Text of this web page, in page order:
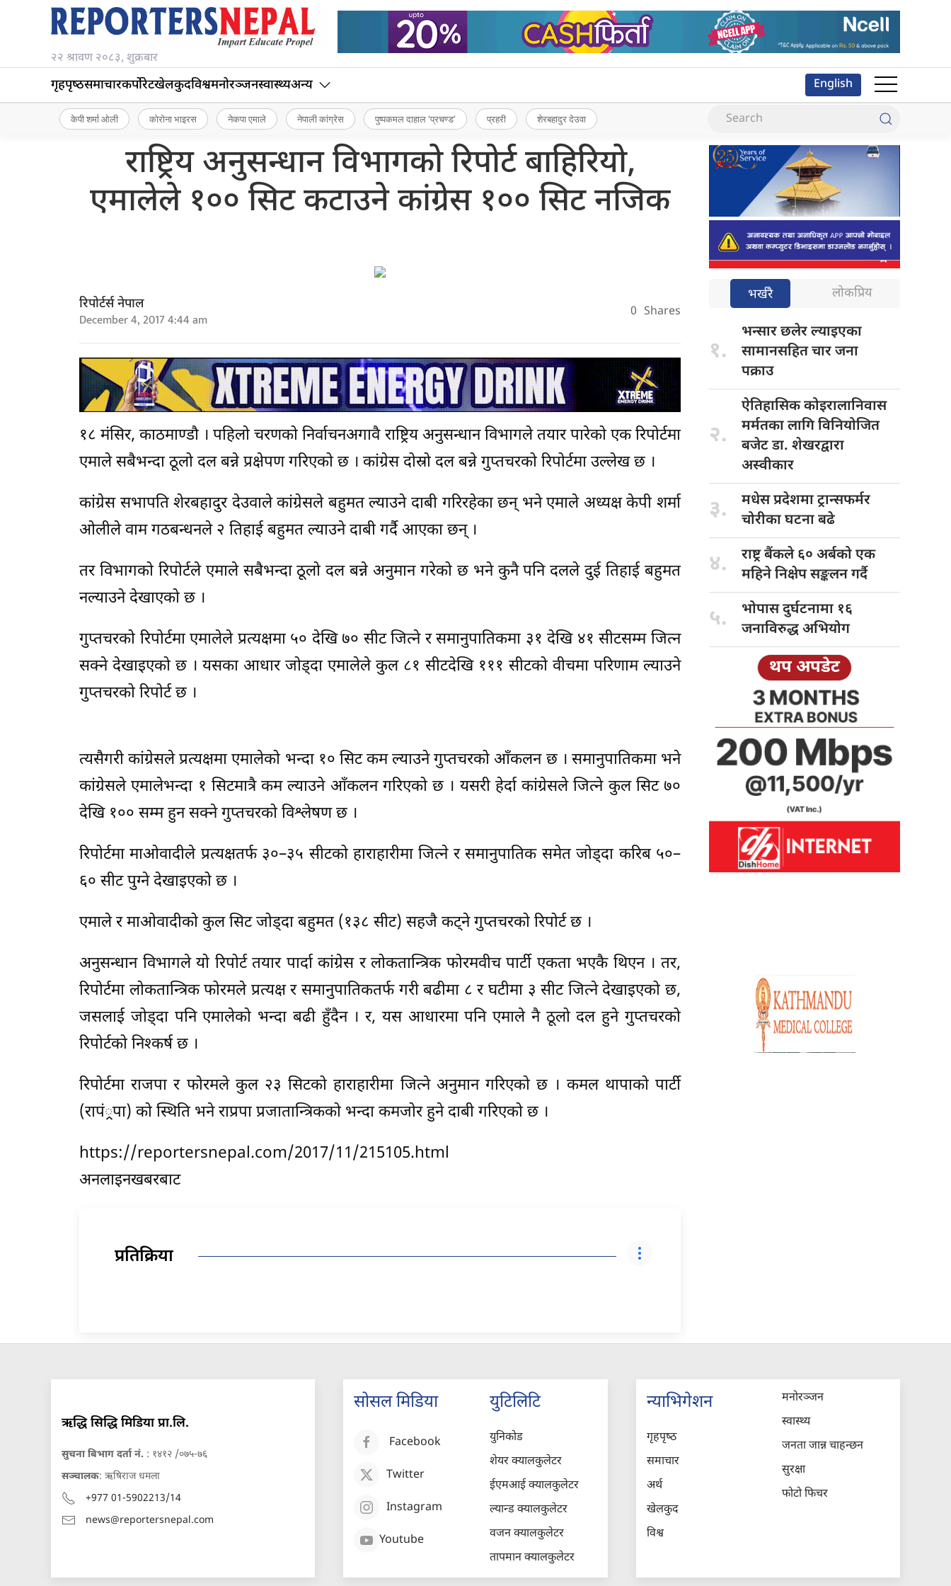
२२ श्रावण २०८३, शुक्रबार
गृहपृष्‍ठसमाचारकर्पोरेटखेलकुदविश्वमनोरञ्जनस्वास्थ्यअन्य English
केपी शर्मा ओली कोरोना भाइरस नेकपा एमाले नेपाली कांग्रेस पुष्पकमल दाहाल ‘प्रचण्ड’ प्रहरी शेरबहादुर देउवा
राष्ट्रिय अनुसन्धान विभागको रिपोर्ट बाहिरियो,
एमालेले १०० सिट कटाउने कांग्रेस १०० सिट नजिक
रिपोर्टर्स नेपाल
December 4, 2017 4:44 am 0 Shares
१८ मंसिर, काठमाण्डौ । पहिलो चरणको निर्वाचनअगावै राष्ट्रिय अनुसन्धान विभागले तयार पारेको एक रिपोर्टमा
एमाले सबैभन्दा ठूलो दल बन्ने प्रक्षेपण गरिएको छ । कांग्रेस दोस्रो दल बन्ने गुप्तचरको रिपोर्टमा उल्लेख छ ।
कांग्रेस सभापति शेरबहादुर देउवाले कांग्रेसले बहुमत ल्याउने दाबी गरिरहेका छन् भने एमाले अध्यक्ष केपी शर्मा
ओलीले वाम गठबन्धनले २ तिहाई बहुमत ल्याउने दाबी गर्दै आएका छन् ।
तर विभागको रिपोर्टले एमाले सबैभन्दा ठूलो दल बन्ने अनुमान गरेको छ भने कुनै पनि दलले दुई तिहाई बहुमत
नल्याउने देखाएको छ ।
गुप्तचरको रिपोर्टमा एमालेले प्रत्यक्षमा ५० देखि ७० सीट जित्ने र समानुपातिकमा ३१ देखि ४१ सीटसम्म जित्न
सक्ने देखाइएको छ । यसका आधार जोड्दा एमालेले कुल ८१ सीटदेखि १११ सीटको वीचमा परिणाम ल्याउने
गुप्तचरको रिपोर्ट छ ।
त्यसैगरी कांग्रेसले प्रत्यक्षमा एमालेको भन्दा १० सिट कम ल्याउने गुप्तचरको आँकलन छ । समानुपातिकमा भने
कांग्रेसले एमालेभन्दा १ सिटमात्रै कम ल्याउने आँकलन गरिएको छ । यसरी हेर्दा कांग्रेसले जित्ने कुल सिट ७०
देखि १०० सम्म हुन सक्ने गुप्तचरको विश्लेषण छ ।
रिपोर्टमा माओवादीले प्रत्यक्षतर्फ ३०–३५ सीटको हाराहारीमा जित्ने र समानुपातिक समेत जोड्दा करिब ५०–
६० सीट पुग्ने देखाइएको छ ।
एमाले र माओवादीको कुल सिट जोड्दा बहुमत (१३८ सीट) सहजै कट्ने गुप्तचरको रिपोर्ट छ ।
अनुसन्धान विभागले यो रिपोर्ट तयार पार्दा कांग्रेस र लोकतान्त्रिक फोरमवीच पार्टी एकता भएकै थिएन । तर,
रिपोर्टमा लोकतान्त्रिक फोरमले प्रत्यक्ष र समानुपातिकतर्फ गरी बढीमा ८ र घटीमा ३ सीट जित्ने देखाइएको छ,
जसलाई जोड्दा पनि एमालेको भन्दा बढी हुँदैन । र, यस आधारमा पनि एमाले नै ठूलो दल हुने गुप्तचरको
रिपोर्टको निश्कर्ष छ ।
रिपोर्टमा राजपा र फोरमले कुल २३ सिटको हाराहारीमा जित्ने अनुमान गरिएको छ । कमल थापाको पार्टी
(रापं्रपा) को स्थिति भने राप्रपा प्रजातान्त्रिकको भन्दा कमजोर हुने दाबी गरिएको छ ।
https://reportersnepal.com/2017/11/215105.html
अनलाइनखबरबाट
प्रतिक्रिया
भर्खरै लोकप्रिय
१.
भन्सार छलेरल्याइएका
सामानसहित चार जना
पक्राउ
२.
ऐतिहासिक कोइरालानिवास
मर्मतका लागि विनियोजित
बजेट डा. शेखरद्वारा
अस्वीकार
३. मधेस प्रदेशमाट्रान्सफर्मर
चोरीका घटना बढे
४. राष्ट्र बैंकले६० अर्बको एक
महिने निक्षेप सङ्कलन गर्दै
५. भोपास दुर्घटनामा १६
जनाविरुद्ध अभियोग
थप अपडेट
ऋद्धि सिद्धि मिडिया प्रा.लि.
सुचना बिभाग दर्ता नं. : १४१२ /०७५-७६
सञ्चालक: ऋषिराज धमला
+977 01-5902213/14
news@reportersnepal.com
सोसल मिडिया
Facebook
Twitter
Instagram
Youtube
युटिलिटि
युनिकोड
शेयर क्यालकुलेटर
ईएमआई क्यालकुलेटर
ल्यान्ड क्यालकुलेटर
वजन क्यालकुलेटर
तापमान क्यालकुलेटर
न्याभिगेशन
गृहपृष्‍ठ
समाचार
अर्थ
खेलकुद
विश्व
मनोरञ्जन
स्वास्थ्य
जनता जान्न चाहन्छन
सुरक्षा
फोटो फिचर